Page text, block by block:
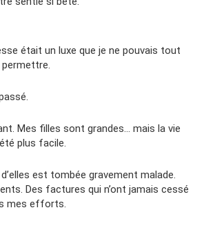
était un luxe que je ne pouvais tout
Mes filles sont grandes… mais la vie
plus facile.
d’elles est tombée gravement malade.
Des factures qui n’ont jamais cessé
mes efforts.